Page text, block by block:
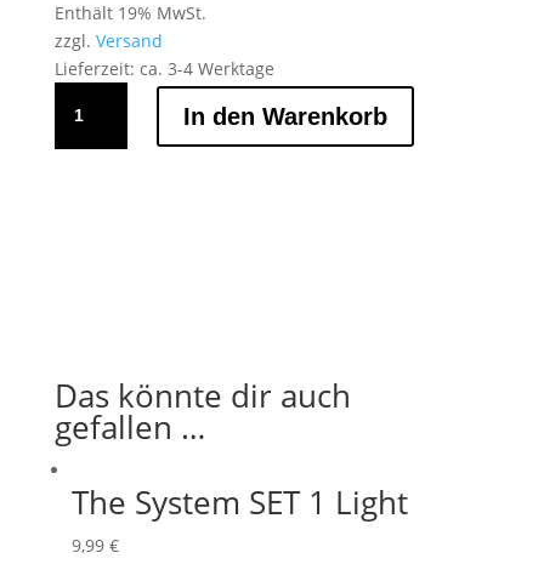
Enthält 19% MwSt.
zzgl. Versand
Lieferzeit: ca. 3-4 Werktage
M250
Menge
In den Warenkorb
Das könnte dir auch
gefallen …
The System SET 1 Light
9,99 €